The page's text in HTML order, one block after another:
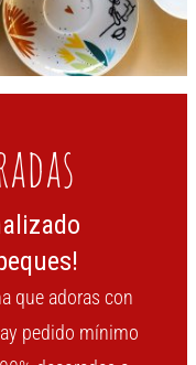
que adoras con
pedido mínimo